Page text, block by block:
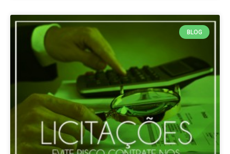
BLOG